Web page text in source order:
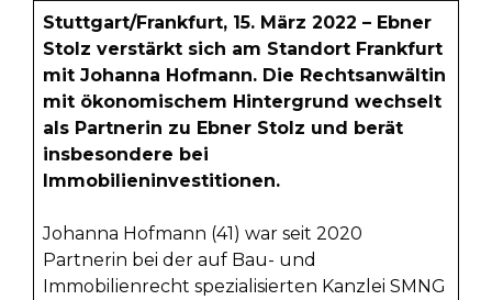
Stuttgart/Frankfurt, 15. März 2022 – Ebner
Stolz verstärkt sich am Standort Frankfurt
mit Johanna Hofmann. Die Rechtsanwältin
mit ökonomischem Hintergrund wechselt
als Partnerin zu Ebner Stolz und berät
insbesondere bei
Immobilieninvestitionen.
Johanna Hofmann (41) war seit 2020
Partnerin bei der auf Bau- und
Immobilienrecht spezialisierten Kanzlei SMNG